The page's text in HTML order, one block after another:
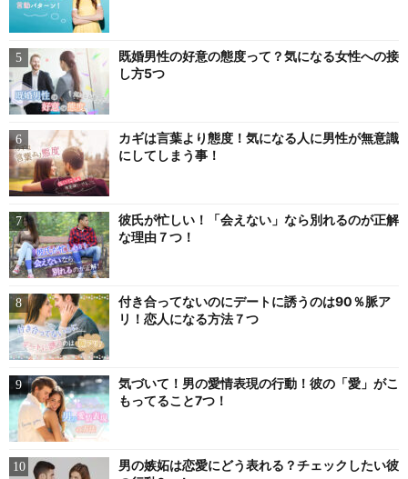
既婚男性の好意の態度って？気になる女性への接
し方5つ
カギは言葉より態度！気になる人に男性が無意識
にしてしまう事！
彼氏が忙しい！「会えない」なら別れるのが正解
な理由７つ！
付き合ってないのにデートに誘うのは90％脈ア
リ！恋人になる方法７つ
気づいて！男の愛情表現の行動！彼の「愛」がこ
もってること7つ！
男の嫉妬は恋愛にどう表れる？チェックしたい彼